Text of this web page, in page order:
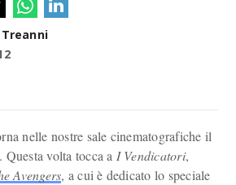
nelle nostre sale cinematografiche il
volta tocca a I Vendicatori,
Avengers, a cui è dedicato lo speciale